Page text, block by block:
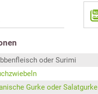
oder Surimi
Gurke oder Salatgurke